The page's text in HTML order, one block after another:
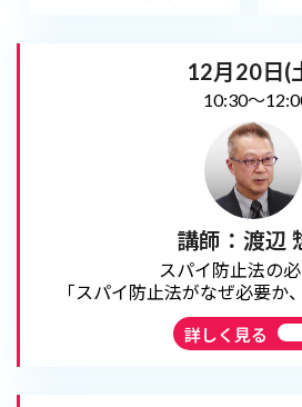
12月20日(
10:30～
講師：渡辺
スパイ防止法の
「スパイ防止法がなぜ必要か
詳しく見る